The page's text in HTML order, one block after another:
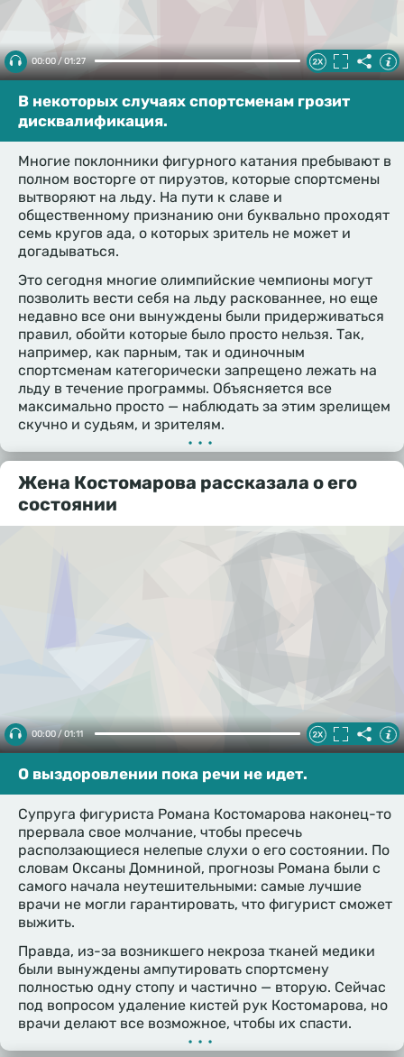
00:00 / 01:27
В некоторых случаях спортсменам грозит
дисквалификация.
Многие поклонники фигурного катания пребывают в
полном восторге от пируэтов, которые спортсмены
вытворяют на льду. На пути к славе и
общественному признанию они буквально проходят
семь кругов ада, о которых зритель не может и
догадываться.
Это сегодня многие олимпийские чемпионы могут
позволить вести себя на льду раскованнее, но еще
недавно все они вынуждены были придерживаться
правил, обойти которые было просто нельзя. Так,
например, как парным, так и одиночным
спортсменам категорически запрещено лежать на
льду в течение программы. Объясняется все
максимально просто — наблюдать за этим зрелищем
скучно и судьям, и зрителям.
•••
Жена Костомарова рассказала о его
состоянии
00:00 / 01:11
О выздоровлении пока речи не идет.
Супруга фигуриста Романа Костомарова наконец-то
прервала свое молчание, чтобы пресечь
расползающиеся нелепые слухи о его состоянии. По
словам Оксаны Домниной, прогнозы Романа были с
самого начала неутешительными: самые лучшие
врачи не могли гарантировать, что фигурист сможет
выжить.
Правда, из-за возникшего некроза тканей медики
были вынуждены ампутировать спортсмену
полностью одну стопу и частично — вторую. Сейчас
под вопросом удаление кистей рук Костомарова, но
врачи делают все возможное, чтобы их спасти.
•••